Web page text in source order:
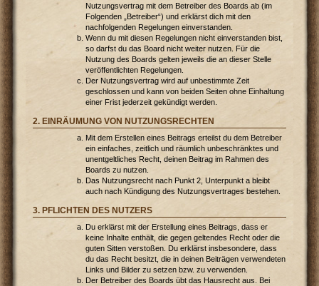
Nutzungsvertrag mit dem Betreiber des Boards ab (im
Folgenden „Betreiber“) und erklärst dich mit den
nachfolgenden Regelungen einverstanden.
Wenn du mit diesen Regelungen nicht einverstanden bist,
so darfst du das Board nicht weiter nutzen. Für die
Nutzung des Boards gelten jeweils die an dieser Stelle
veröffentlichten Regelungen.
Der Nutzungsvertrag wird auf unbestimmte Zeit
geschlossen und kann von beiden Seiten ohne Einhaltung
einer Frist jederzeit gekündigt werden.
2. EINRÄUMUNG VON NUTZUNGSRECHTEN
Mit dem Erstellen eines Beitrags erteilst du dem Betreiber
ein einfaches, zeitlich und räumlich unbeschränktes und
unentgeltliches Recht, deinen Beitrag im Rahmen des
Boards zu nutzen.
Das Nutzungsrecht nach Punkt 2, Unterpunkt a bleibt
auch nach Kündigung des Nutzungsvertrages bestehen.
3. PFLICHTEN DES NUTZERS
Du erklärst mit der Erstellung eines Beitrags, dass er
keine Inhalte enthält, die gegen geltendes Recht oder die
guten Sitten verstoßen. Du erklärst insbesondere, dass
du das Recht besitzt, die in deinen Beiträgen verwendeten
Links und Bilder zu setzen bzw. zu verwenden.
Der Betreiber des Boards übt das Hausrecht aus. Bei